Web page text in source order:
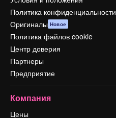
Политика конфиденциальности
Оригиналы Новое
Политика файлов cookie
Центр доверия
Партнеры
Предприятие
Компания
Цены